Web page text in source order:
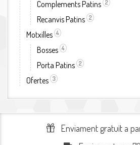
Complements Patins 2
Recanvis Patins 2
Motxilles 4
Bosses 4
Porta Patins 2
Ofertes 3
Enviament gratuït a